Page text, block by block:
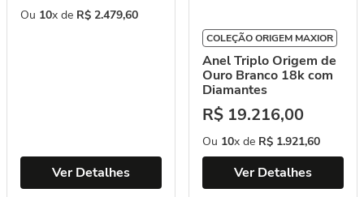
Ou 10x de R$ 2.479,60
Ver Detalhes
COLEÇÃO ORIGEM MAXIOR
Anel Triplo Origem de
Ouro Branco 18k com
Diamantes
R$ 19.216,00
Ou 10x de R$ 1.921,60
Ver Detalhes